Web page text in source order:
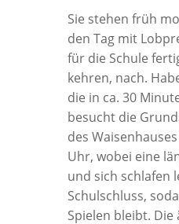
Sie stehen früh
den Tag mit
für die Schule
kehren, nach.
die in ca. 30
besucht die
des
Uhr, wobei eine
und sich schlafen
Schulschluss,
Spielen bleibt.